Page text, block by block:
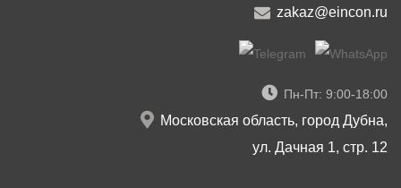
zakaz@eincon.ru
Пн-Пт: 9:00-18:00
Московская область, город Дубна,
ул. Дачная 1, стр. 12